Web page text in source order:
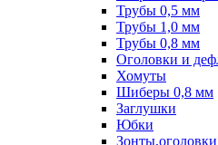
Трубы 0,5 мм
Трубы 1,0 мм
Трубы 0,8 мм
Оголовки и
Хомуты
Шиберы 0,8 мм
Заглушки
Юбки
Зонты,оголовки